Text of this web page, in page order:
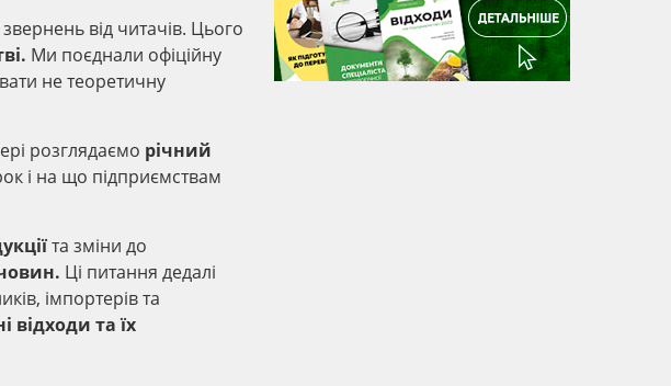
від читачів. Цього
Ми поєднали офіційну
не теоретичну
розглядаємо річний
і на що підприємствам
та зміни до
Ці питання дедалі
імпортерів та
відходи та їх